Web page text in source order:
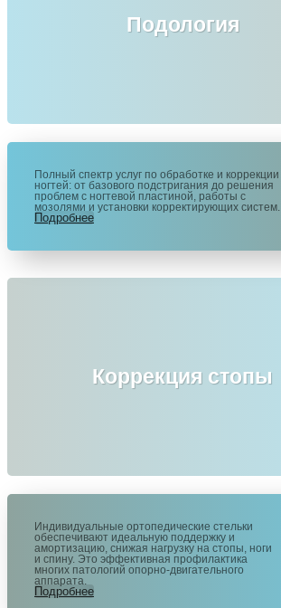
Подология
Полный спектр услуг по обработке и коррекции
ногтей: от базового подстригания до решения
проблем с ногтевой пластиной, работы с
мозолями и установки корректирующих систем.
Подробнее
Коррекция стопы
Индивидуальные ортопедические стельки
обеспечивают идеальную поддержку и
амортизацию, снижая нагрузку на стопы, ноги
и спину. Это эффективная профилактика
многих патологий опорно-двигательного
аппарата.
Подробнее